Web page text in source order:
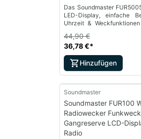
Das Soundmaster
LED-Display, einfache
Uhrzeit &
36,78 €*
44,90 €
Hinzufügen
Soundmaster
Soundmaster FUR100
Radiowecker
Gangreserve LCD-
Radio